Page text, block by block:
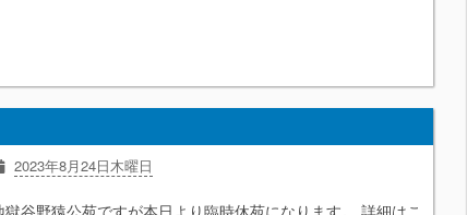
2023年8月24日木曜日